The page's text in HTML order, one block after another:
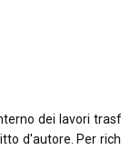
dei lavori
d'autore. Per